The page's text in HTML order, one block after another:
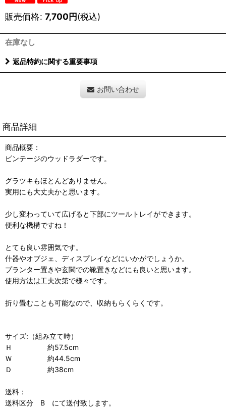
販売価格: 7,700円(税込)
在庫なし
返品特約に関する重要事項
お問い合わせ
商品詳細
商品概要：
ビンテージのウッドラダーです。
グラツキもほとんどありません。
実用にも大丈夫かと思います。
少し変わっていて広げると下部にツールトレイができます。
便利な機構ですね！
とても良い雰囲気です。
什器やオブジェ、ディスプレイなどにいかがでしょうか。
プランター置きや玄関での靴置きなどにも良いと思います。
使用方法は工夫次第で様々です。
折り畳むことも可能なので、収納もらくらくです。
サイズ:（組み立て時）
Ｈ 約57.5cm
Ｗ 約44.5cm
Ｄ 約38cm
送料：
送料区分 B にて送付致します。